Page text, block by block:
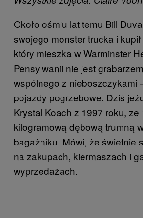
Około ośmiu lat temu Bill
swojego monster trucka i
który mieszka w Warminster
Pensylwanii nie jest
wspólnego z nieboszczykami
pojazdy pogrzebowe. Dziś
Krystal Koach z 1997 roku, ze
kilogramową dębową trumną
bagażniku. Mówi, że świetnie
na zakupach, kiermaszach i
wyprzedażach.